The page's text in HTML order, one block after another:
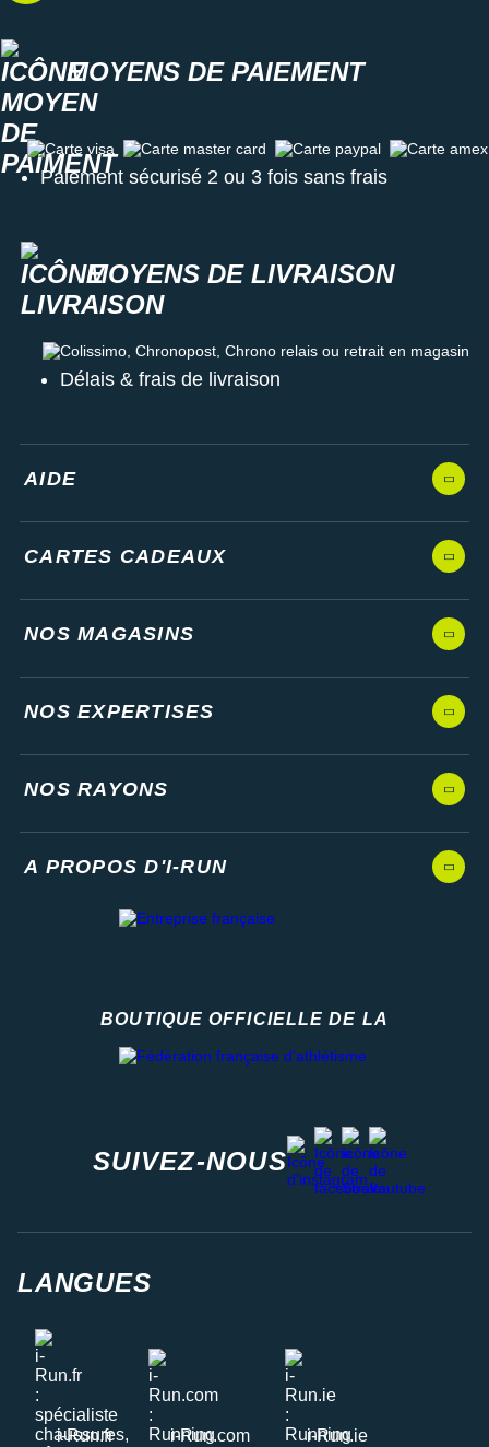
MOYENS DE PAIEMENT
Carte visa Carte master card Carte paypal Carte amex
Paiement sécurisé 2 ou 3 fois sans frais
MOYENS DE LIVRAISON
Colissimo, Chronopost, Chrono relais ou retrait en magasin
Délais & frais de livraison
AIDE
CARTES CADEAUX
NOS MAGASINS
NOS EXPERTISES
NOS RAYONS
A PROPOS D'I-RUN
BOUTIQUE OFFICIELLE DE LA
SUIVEZ-NOUS
instagram
facebook
stravayoutube
LANGUES
i-Run.fr i-Run.com i-Run.ie